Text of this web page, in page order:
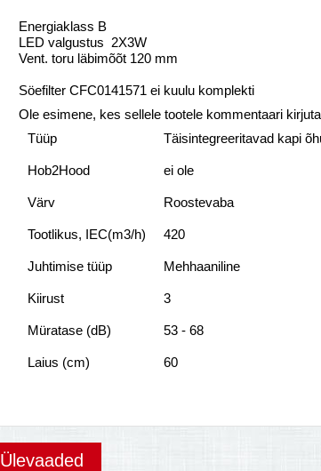
Energiaklass B
LED valgustus 2X3W
Vent. toru läbimõõt 120 mm
Söefilter CFC0141571 ei kuulu komplekti
Ole esimene, kes sellele tootele kommentaari
Tüüp
Täisintegreeritavad kapi
Hob2Hood ei ole
Värv Roostеvaba
Tootlikus, IEC(m3/h) 420
Juhtimise tüüp Mehhaaniline
Kiirust 3
Müratase (dB) 53 - 68
Laius (cm) 60
Ülevaaded